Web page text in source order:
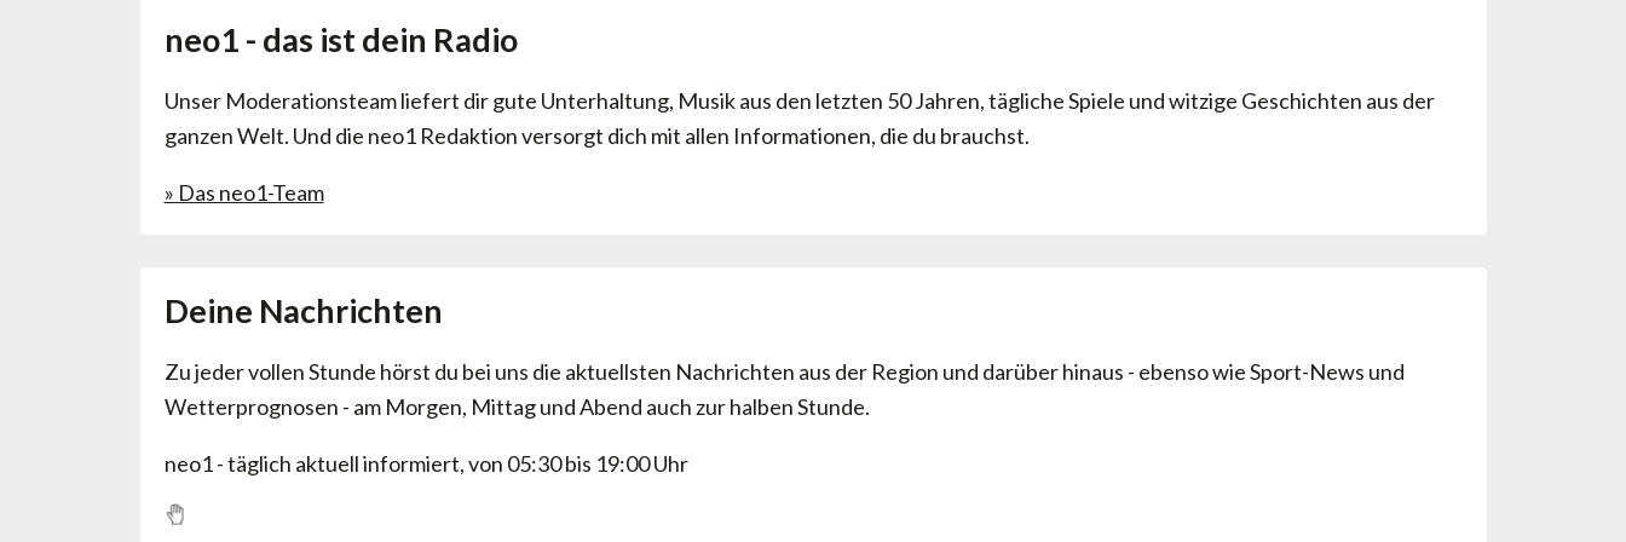
neo1 - das ist dein Radio
Unser Moderationsteam liefert dir gute Unterhaltung, Musik aus den letzten 50 Jahren, tägliche Spiele und witzige Geschichten aus der
ganzen Welt. Und die neo1 Redaktion versorgt dich mit allen Informationen, die du brauchst.
» Das neo1-Team
Deine Nachrichten
Zu jeder vollen Stunde hörst du bei uns die aktuellsten Nachrichten aus der Region und darüber hinaus - ebenso wie Sport-News und
Wetterprognosen - am Morgen, Mittag und Abend auch zur halben Stunde.
neo1 - täglich aktuell informiert, von 05:30 bis 19:00 Uhr